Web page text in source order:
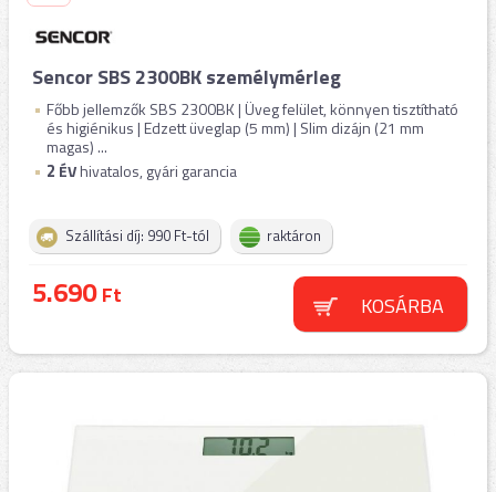
Sencor SBS 2300BK személymérleg
Főbb jellemzők SBS 2300BK | Üveg felület, könnyen tisztítható
és higiénikus | Edzett üveglap (5 mm) | Slim dizájn (21 mm
magas) ...
2 ÉVhivatalos, gyári garancia
Szállítási díj: 990 Ft-tól raktáron
5.690Ft KOSÁRBA